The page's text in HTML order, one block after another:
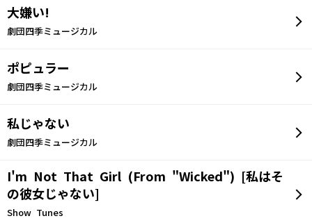
大嫌い!
劇団四季ミュージカル
ポピュラー
劇団四季ミュージカル
私じゃない
劇団四季ミュージカル
I'm Not That Girl (From "Wicked") [私はそ
の彼女じゃない]
Show Tunes